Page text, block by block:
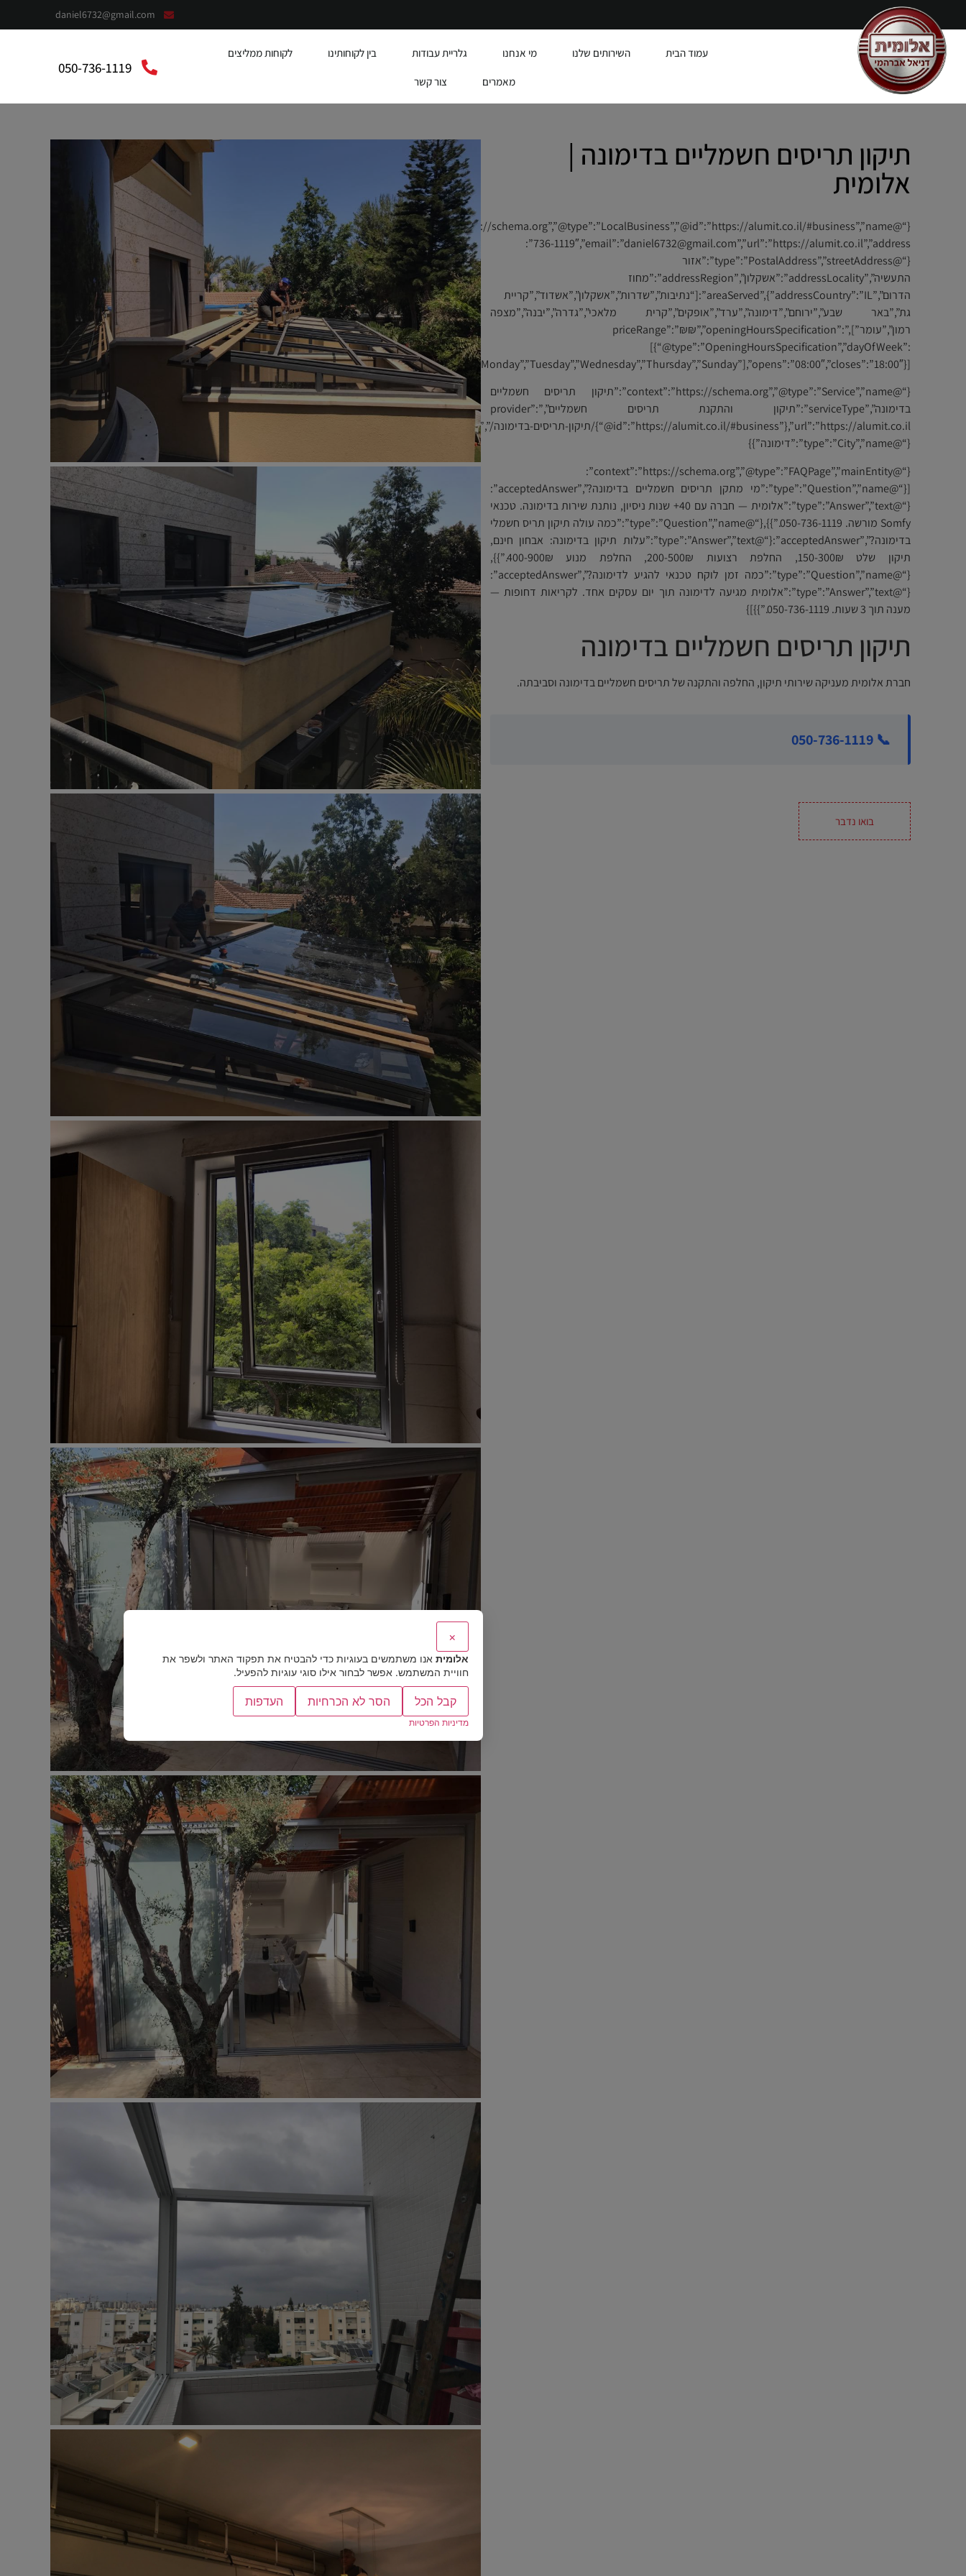
daniel6732@gmail.com
עמוד הבית השירותים שלנו מי אנחנו גלריית עבודות בין לקוחותינו לקוחות ממליצים
מאמרים צור קשר
050-736-1119
תיקון תריסים חשמליים בדימונה |
אלומית
{“@context”:”https://schema.org”,”@type”:”LocalBusiness”,”@id”:”https://alumit.co.il/#business”,”name”:”אלומית”,”telephone”:”050-
736-1119″,”email”:”daniel6732@gmail.com”,”url”:”https://alumit.co.il”,”address”:
{“@type”:”PostalAddress”,”streetAddress”:”אזור
התעשיה”,”addressLocality”:”אשקלון”,”addressRegion”:”מחוז
הדרום”,”addressCountry”:”IL”},”areaServed”:[“נתיבות”,”שדרות”,”אשקלון”,”אשדוד”,”קריית
גת”,”באר שבע”,”ירוחם”,”דימונה”,”ערד”,”אופקים”,”קרית מלאכי”,”גדרה”,”יבנה”,”מצפה
רמון”,”עומר”],”priceRange”:”₪₪”,”openingHoursSpecification”:
[{“@type”:”OpeningHoursSpecification”,”dayOfWeek”:
[“Monday”,”Tuesday”,”Wednesday”,”Thursday”,”Sunday”],”opens”:”08:00″,”closes”:”18:00″}]}
{“@context”:”https://schema.org”,”@type”:”Service”,”name”:”תיקון תריסים חשמליים
בדימונה”,”serviceType”:”תיקון והתקנת תריסים חשמליים”,”provider”:
{“@type”:”City”,”name”:”דימונה”}}
{“@context”:”https://schema.org”,”@type”:”FAQPage”,”mainEntity”:
[{“@type”:”Question”,”name”:”מי מתקן תריסים חשמליים בדימונה?”,”acceptedAnswer”:
{“@type”:”Answer”,”text”:”אלומית — חברה עם 40+ שנות ניסיון, נותנת שירות בדימונה. טכנאי
Somfy מורשה. 050-736-1119.”}},{“@type”:”Question”,”name”:”כמה עולה תיקון תריס חשמלי
בדימונה?”,”acceptedAnswer”:{“@type”:”Answer”,”text”:”עלות תיקון בדימונה: אבחון חינם,
תיקון שלט 150-300₪, החלפת רצועות 200-500₪, החלפת מנוע 400-900₪.”}},
{“@type”:”Question”,”name”:”כמה זמן לוקח טכנאי להגיע לדימונה?”,”acceptedAnswer”:
{“@type”:”Answer”,”text”:”אלומית מגיעה לדימונה תוך יום עסקים אחד. לקריאות דחופות —
מענה תוך 3 שעות. 050-736-1119.”}}]}
תיקון תריסים חשמליים בדימונה
חברת אלומית מעניקה שירותי תיקון, החלפה והתקנה של תריסים חשמליים בדימונה וסביבתה.
📞 050-736-1119
בואו נדבר
×
אלומית אנו משתמשים בעוגיות כדי להבטיח את תפקוד האתר ולשפר את
חוויית המשתמש. אפשר לבחור אילו סוגי עוגיות להפעיל.
קבל הכל הסר לא הכרחיות העדפות
מדיניות הפרטיות